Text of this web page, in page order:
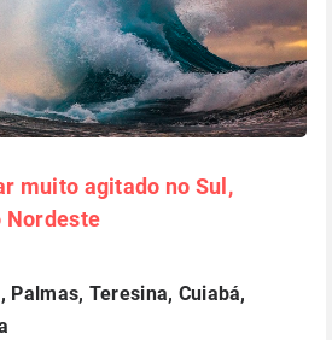
muito agitado no Sul,
Nordeste
Palmas, Teresina, Cuiabá,